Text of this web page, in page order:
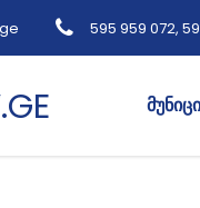
595 959 072,